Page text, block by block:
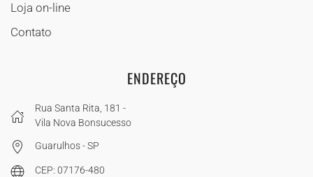
Loja on-line
Contato
ENDEREÇO
Rua Santa Rita, 181 -
Vila Nova Bonsucesso
Guarulhos - SP
CEP: 07176-480